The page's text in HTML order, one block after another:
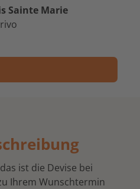
Sainte Marie
ist die Devise bei
Ihrem Wunschtermin